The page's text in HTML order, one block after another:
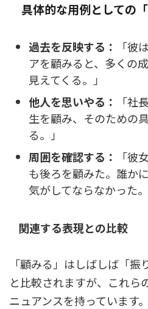
具体的な用例としての「
過去を反映する：
「彼
アを顧みると、多くの
見えてくる。」
他人を思いやる：
「社
生を顧み、そのための
る。」
周囲を確認する：
「彼
も後ろを顧みた。誰か
気がしてならなかった。
関連する表現との比較
「顧みる」はしばしば「振
と比較されますが、これら
ニュアンスを持っています